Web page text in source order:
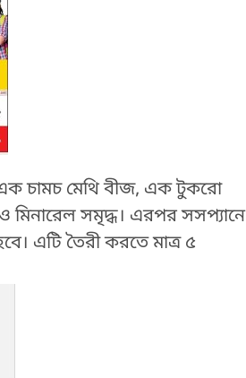
এক চামচ মেথি বীজ, এক টুকরো
সমৃদ্ধ। এরপর সসপ্যানে
এটি তৈরী করতে মাত্র ৫